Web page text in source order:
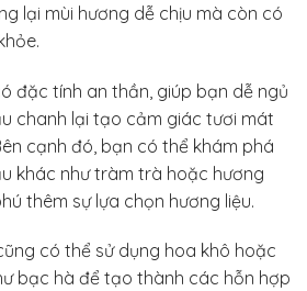
lại mùi hương dễ chịu mà còn có
đặc tính an thần, giúp bạn dễ ngủ
chanh lại tạo cảm giác tươi mát
cạnh đó, bạn có thể khám phá
khác như tràm trà hoặc hương
thêm sự lựa chọn hương liệu.
có thể sử dụng hoa khô hoặc
bạc hà để tạo thành các hỗn hợp